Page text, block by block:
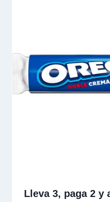
Lleva 3, paga 2 y